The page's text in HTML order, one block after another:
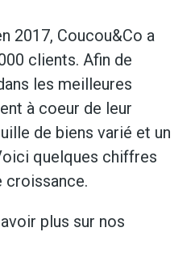
2017, Coucou&Co a
clients. Afin de
les meilleures
à coeur de leur
de biens varié et un
quelques chiffres
croissance.
plus sur nos